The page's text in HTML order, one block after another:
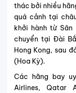
thác bởi nhiều
quá cảnh tại
khởi hành từ
chuyển tại Đài
Hong Kong, sau
(Hoa Kỳ).
Các hãng bay
Airlines, Qatar